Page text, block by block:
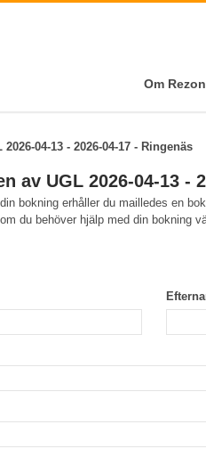
Om
2026-04-13 - 2026-04-17 - Ringenäs
av UGL 2026-04-13 -
bokning erhåller du mailledes en
du behöver hjälp med din bokning